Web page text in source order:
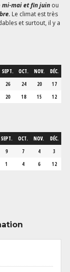
mi-mai et fin juin ou
Le climat est très
et surtout, il y a
SEPT. OCT. NOV.
DÉC.
26 24 20
17
20 18 15 12
SEPT. OCT. NOV.
DÉC.
9 7 4
3
1 4 6 12